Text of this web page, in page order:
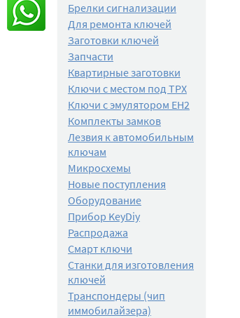
Брелки сигнализации
Для ремонта ключей
Заготовки ключей
Запчасти
Квартирные заготовки
Ключи с местом под TPX
Ключи с эмулятором EH2
Комплекты замков
Лезвия к автомобильным
ключам
Микросхемы
Новые поступления
Оборудование
Прибор KeyDiy
Распродажа
Смарт ключи
Станки для изготовления
ключей
Транспондеры (чип
иммобилайзера)